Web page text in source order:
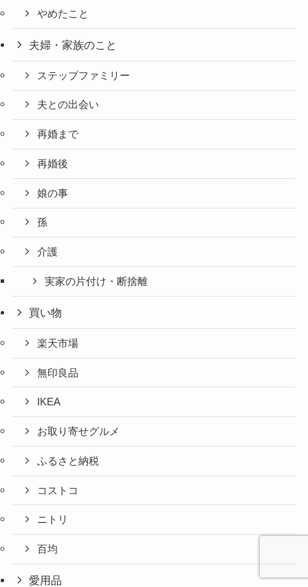
やめたこと
夫婦・家族のこと
ステップファミリー
夫との出会い
再婚まで
再婚後
娘の事
孫
介護
実家の片付け・断捨離
買い物
楽天市場
無印良品
IKEA
お取り寄せグルメ
ふるさと納税
コストコ
ニトリ
百均
愛用品